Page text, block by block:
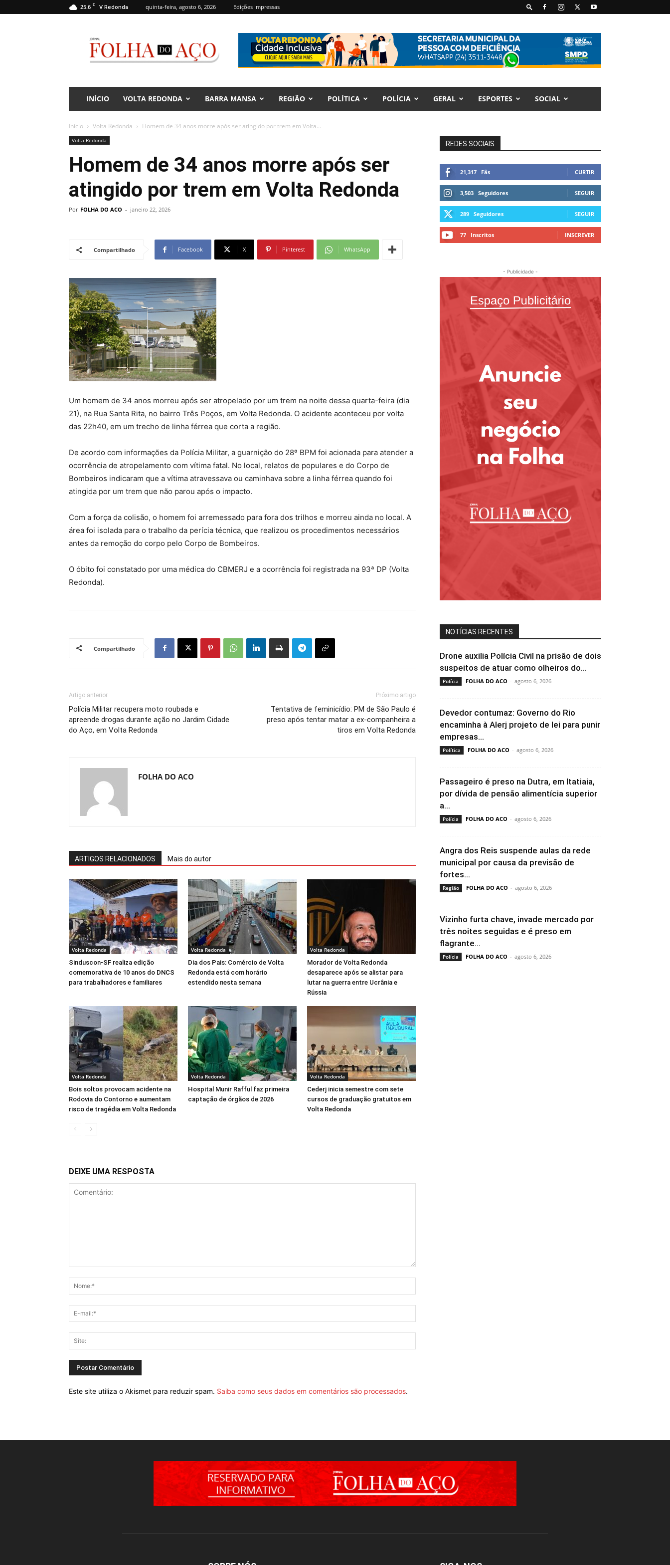
25.6 C V Redonda quinta-feira, agosto 6, 2026 Edições Impressas
Folha
do
Aço
INÍCIO VOLTA REDONDA BARRA MANSA REGIÃO POLÍTICA POLÍCIA GERAL ESPORTES SOCIAL
Início Volta Redonda Homem de 34 anos morre após ser atingido por trem em Volta...
Volta Redonda
Homem de 34 anos morre após ser
atingido por trem em Volta Redonda
Por FOLHA DO ACO - janeiro 22, 2026
Compartilhado Facebook X Pinterest WhatsApp
Um homem de 34 anos morreu após ser atropelado por um trem na noite dessa quarta-feira (dia
21), na Rua Santa Rita, no bairro Três Poços, em Volta Redonda. O acidente aconteceu por volta
das 22h40, em um trecho de linha férrea que corta a região.
De acordo com informações da Polícia Militar, a guarnição do 28º BPM foi acionada para atender a
ocorrência de atropelamento com vítima fatal. No local, relatos de populares e do Corpo de
Bombeiros indicaram que a vítima atravessava ou caminhava sobre a linha férrea quando foi
atingida por um trem que não parou após o impacto.
Com a força da colisão, o homem foi arremessado para fora dos trilhos e morreu ainda no local. A
área foi isolada para o trabalho da perícia técnica, que realizou os procedimentos necessários
antes da remoção do corpo pelo Corpo de Bombeiros.
O óbito foi constatado por uma médica do CBMERJ e a ocorrência foi registrada na 93ª DP (Volta
Redonda).
Compartilhado
Artigo anterior
Polícia Militar recupera moto roubada e
apreende drogas durante ação no Jardim Cidade
do Aço, em Volta Redonda
Próximo artigo
Tentativa de feminicídio: PM de São Paulo é
preso após tentar matar a ex-companheira a
tiros em Volta Redonda
FOLHA DO ACO
ARTIGOS RELACIONADOS Mais do autor
Volta Redonda
Sinduscon-SF realiza edição
comemorativa de 10 anos do DNCS
para trabalhadores e familiares
Volta Redonda
Dia dos Pais: Comércio de Volta
Redonda está com horário
estendido nesta semana
Volta Redonda
Morador de Volta Redonda
desaparece após se alistar para
lutar na guerra entre Ucrânia e
Rússia
Volta Redonda
Bois soltos provocam acidente na
Rodovia do Contorno e aumentam
risco de tragédia em Volta Redonda
Volta Redonda
Hospital Munir Rafful faz primeira
captação de órgãos de 2026
Volta Redonda
Cederj inicia semestre com sete
cursos de graduação gratuitos em
Volta Redonda
DEIXE UMA RESPOSTA
Este site utiliza o Akismet para reduzir spam. Saiba como seus dados em comentários são processados.
REDES SOCIAIS
21,317 Fãs CURTIR
3,503 Seguidores SEGUIR
289 Seguidores SEGUIR
77 Inscritos INSCREVER
- Publicidade -
NOTÍCIAS RECENTES
Drone auxilia Polícia Civil na prisão de dois
suspeitos de atuar como olheiros do...
Polícia FOLHA DO ACO - agosto 6, 2026
Devedor contumaz: Governo do Rio
encaminha à Alerj projeto de lei para punir
empresas...
Política FOLHA DO ACO - agosto 6, 2026
Passageiro é preso na Dutra, em Itatiaia,
por dívida de pensão alimentícia superior
a...
Polícia FOLHA DO ACO - agosto 6, 2026
Angra dos Reis suspende aulas da rede
municipal por causa da previsão de
fortes...
Região FOLHA DO ACO - agosto 6, 2026
Vizinho furta chave, invade mercado por
três noites seguidas e é preso em
flagrante...
Polícia FOLHA DO ACO - agosto 6, 2026